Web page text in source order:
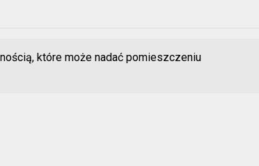
które może nadać pomieszczeniu